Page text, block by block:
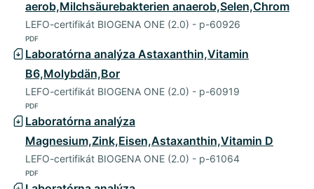
aerob,Milchsäurebakterien anaerob,Selen,Chrom
LEFO-certifikát BIOGENA ONE (2.0) - p-60926
PDF
Laboratórna analýza Astaxanthin,Vitamin
B6,Molybdän,Bor
LEFO-certifikát BIOGENA ONE (2.0) - p-60919
PDF
Laboratórna analýza
Magnesium,Zink,Eisen,Astaxanthin,Vitamin D
LEFO-certifikát BIOGENA ONE (2.0) - p-61064
PDF